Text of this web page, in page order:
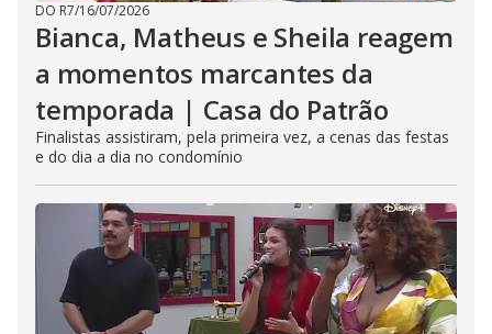
DO R7/16/07/2026
Bianca, Matheus e Sheila reagem
a momentos marcantes da
temporada | Casa do Patrão
Finalistas assistiram, pela primeira vez, a cenas das festas
e do dia a dia no condomínio